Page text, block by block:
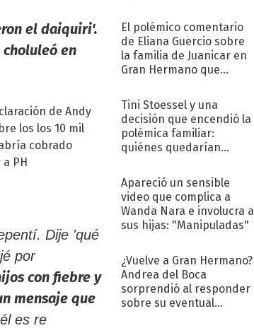
el daiquiri'.
choluleó en
Dije 'qué
por
con fiebre y
mensaje que
es re
El polémico comentario
de Eliana Guercio sobre
la familia de Juanicar en
Gran Hermano que
Tini Stoessel y una
decisión que encendió la
polémica familiar:
quiénes quedarían
Apareció un sensible
video que complica a
Wanda Nara e involucra a
sus hijas: "Manipuladas"
¿Vuelve a Gran Hermano?
Andrea del Boca
sorprendió al responder
sobre su eventual